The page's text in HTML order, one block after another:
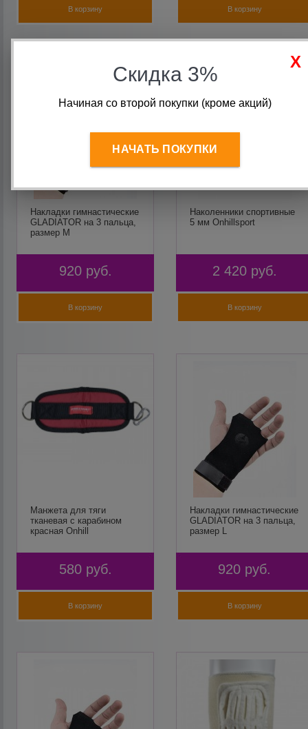
В корзину В корзину
Накладки гимнастические
GLADIATOR на 3 пальца,
размер M
920 руб.
В корзину
Наколенники спортивные
5 мм Onhillsport
2 420 руб.
В корзину
Манжета для тяги
тканевая с карабином
красная Onhill
580 руб.
В корзину
Накладки гимнастические
GLADIATOR на 3 пальца,
размер L
920 руб.
В корзину
Скидка 3%
Начиная со второй покупки (кроме акций)
НАЧАТЬ ПОКУПКИ